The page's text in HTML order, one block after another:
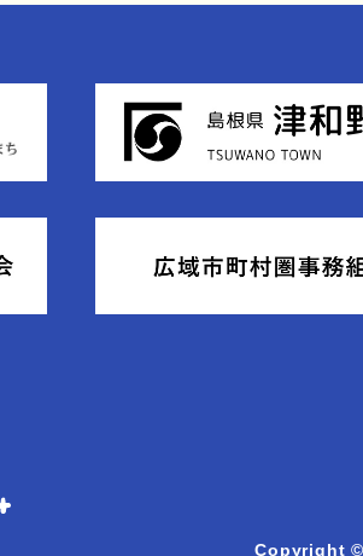
Copyright ©